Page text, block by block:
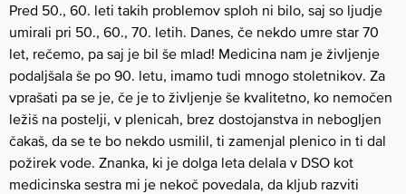
Pred 50., 60. leti takih problemov sploh ni bilo, saj so ljudje
umirali pri 50., 60., 70. letih. Danes, če nekdo umre star 70
let, rečemo, pa saj je bil še mlad! Medicina nam je življenje
podaljšala še po 90. letu, imamo tudi mnogo stoletnikov. Za
vprašati pa se je, če je to življenje še kvalitetno, ko nemočen
ležiš na postelji, v plenicah, brez dostojanstva in nebogljen
čakaš, da se te bo nekdo usmilil, ti zamenjal plenico in ti dal
požirek vode. Znanka, ki je dolga leta delala v DSO kot
medicinska sestra mi je nekoč povedala, da kljub razviti